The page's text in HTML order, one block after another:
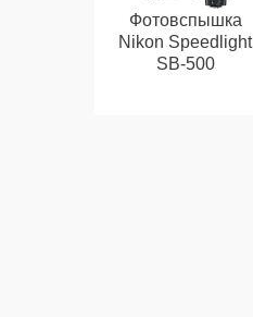
Фотовспышка
Nikon Speedlight
SB-500